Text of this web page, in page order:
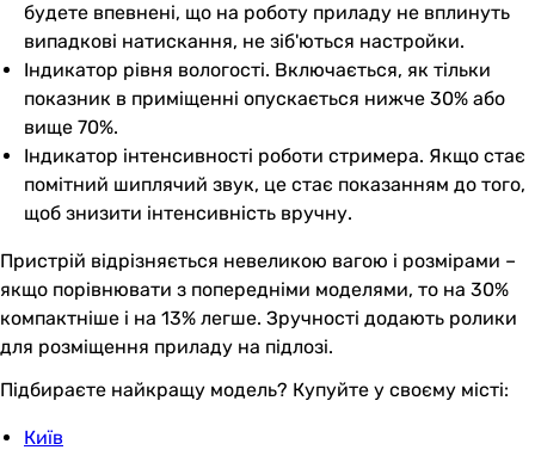
будете впевнені, що на роботу приладу не вплинуть
випадкові натискання, не зіб'ються настройки.
Індикатор рівня вологості. Включається, як тільки
показник в приміщенні опускається нижче 30% або
вище 70%.
Індикатор інтенсивності роботи стримера. Якщо стає
помітний шиплячий звук, це стає показанням до того,
щоб знизити інтенсивність вручну.
Пристрій відрізняється невеликою вагою і розмірами –
якщо порівнювати з попередніми моделями, то на 30%
компактніше і на 13% легше. Зручності додають ролики
для розміщення приладу на підлозі.
Підбираєте найкращу модель? Купуйте у своєму місті:
Київ